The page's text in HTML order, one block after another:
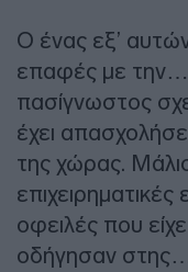
Ο ένας εξ’
επαφές με την…
πασίγνωστος
έχει
της χώρας.
επιχειρηματικές
οφειλές που
οδήγησαν